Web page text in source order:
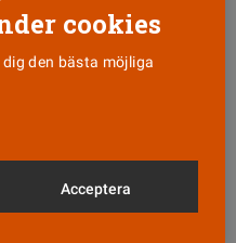
cookies
den bästa möjliga
Acceptera